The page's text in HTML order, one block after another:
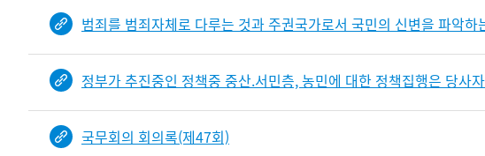
범죄를 범죄자체로 다루는 것과 주권국가로서 국민의 신변을 파악
정부가 추진중인 정책중 중산.서민층, 농민에 대한 정책집행은 당사
국무회의 회의록(제47회)